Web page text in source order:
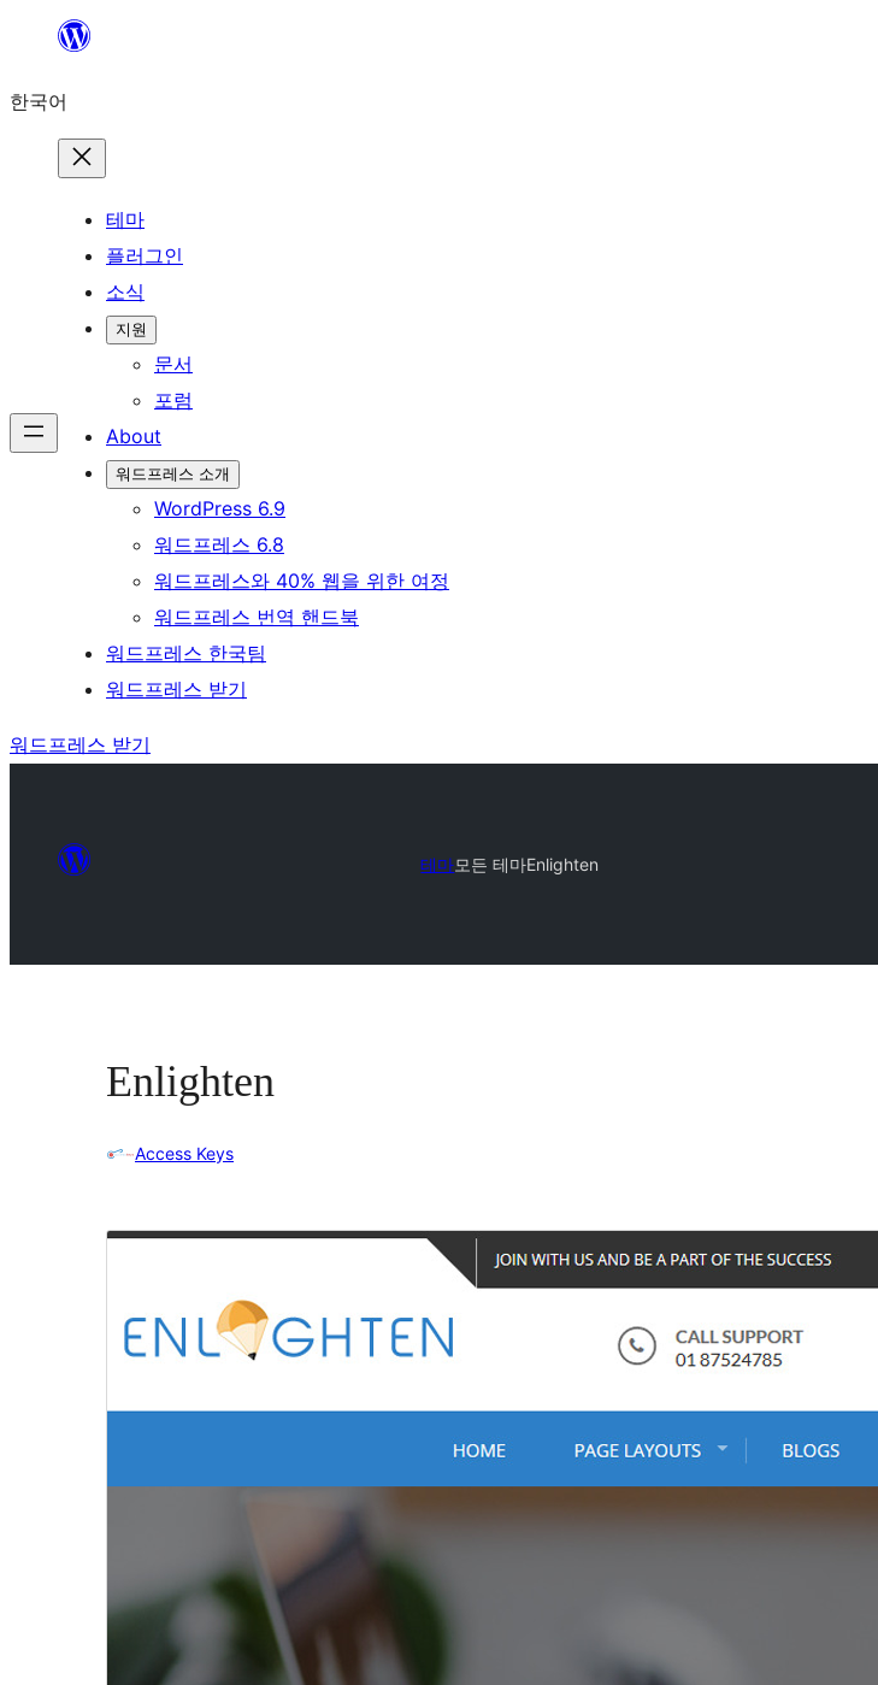
츠
한국어
테마
플러그인
소식
지원
문서
포럼
About
워드프레스 소개
WordPress 6.9
워드프레스 6.8
워드프레스와 40% 웹을 위한 여정
워드프레스 번역 핸드북
워드프레스 한국팀
워드프레스 받기
워드프레스 받기
테마모든 테마Enlighten
Enlighten
Access Keys